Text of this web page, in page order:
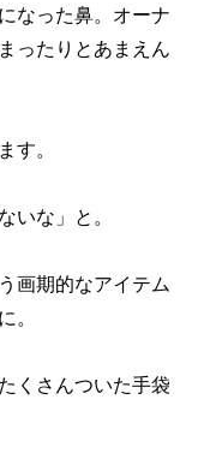
なった鼻。オーナ
ったりとあまえん
す。
いな」と。
画期的なアイテム
。
くさんついた手袋